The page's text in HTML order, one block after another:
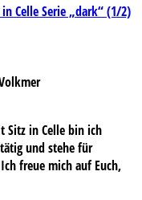
Celle Serie „dark“ (1/2)
Sitz in Celle bin ich
und stehe für
freue mich auf Euch,